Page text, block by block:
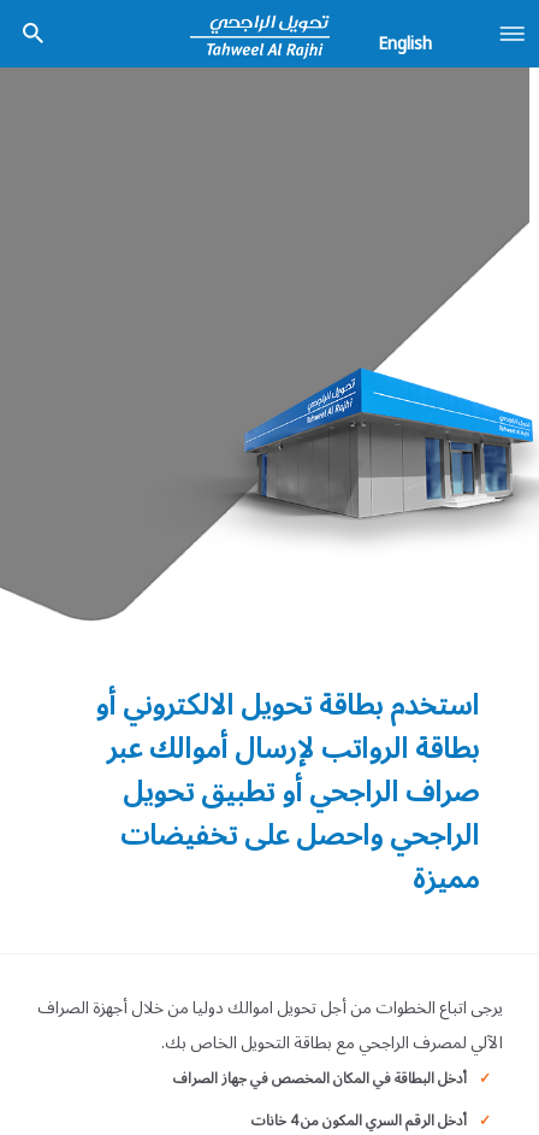
English
استخدم بطاقة تحويل الالكتروني أو
بطاقة الرواتب لإرسال أموالك عبر
صراف الراجحي أو تطبيق تحويل
الراجحي واحصل على تخفيضات
مميزة
يرجى اتباع الخطوات من أجل تحويل اموالك دوليا من خلال أجهزة الصراف
الآلي لمصرف الراجحي مع بطاقة التحويل الخاص بك.
أدخل البطاقة في المكان المخصص في جهاز الصراف
أدخل الرقم السري المكون من 4 خانات